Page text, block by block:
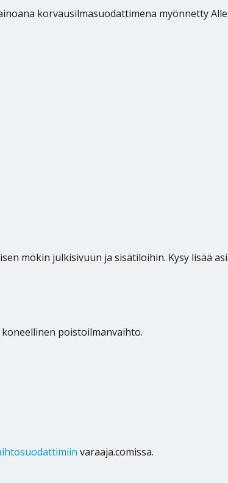
korvausilmasuodattimena myönnetty
mökin julkisivuun ja sisätiloihin. Kysy lisää
poistoilmanvaihto.
varaaja.comissa.